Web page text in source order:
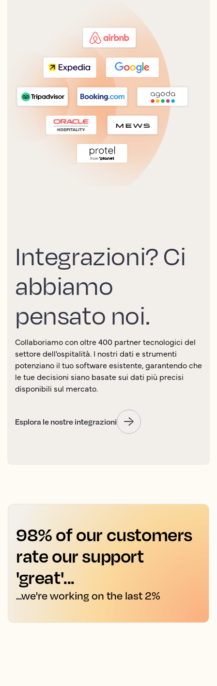
Integrazioni? Ci
abbiamo
pensato noi.
Collaboriamo con oltre 400 partner tecnologici del
settore dell'ospitalità. I nostri dati e strumenti
potenziano il tuo software esistente, garantendo che
le tue decisioni siano basate sui dati più precisi
disponibili sul mercato.
Esplora le nostre integrazioni
98% of our customers
rate our support
'great'...
...we're working on the last 2%